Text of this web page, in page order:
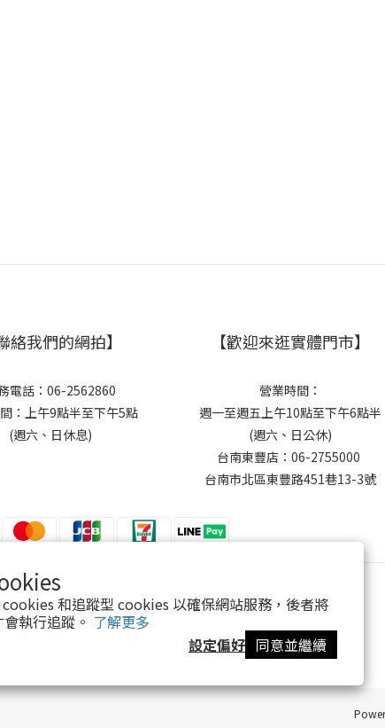
和追蹤型 cookies 以確保網站服務，後者將
執行追蹤。 了解更多
設定偏好 同意並繼續
絡我們的網拍】
電話：06-2562860
：上午9點半至下午5點
(週六、日休息)
【歡迎來逛實體門市】
營業時間：
週一至週五上午10點至下午6點半
(週六、日公休)
台南東豐店：06-2755000
台南市北區東豐路451巷13-3號
繁體中文